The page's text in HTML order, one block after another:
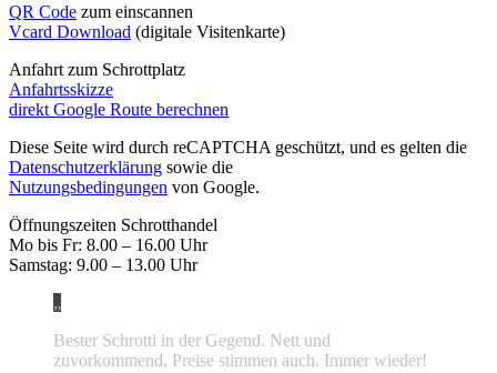
QR Code zum einscannen
Vcard Download (digitale Visitenkarte)
Anfahrt zum Schrottplatz
Anfahrtsskizze
direkt Google Route berechnen
Diese Seite wird durch reCAPTCHA geschützt, und es gelten die
Datenschutzerklärung sowie die
Nutzungsbedingungen von Google.
Öffnungszeiten Schrotthandel
Mo bis Fr: 8.00 – 16.00 Uhr
Samstag: 9.00 – 13.00 Uhr
Bester Schrotti in der Gegend. Nett und
zuvorkommend, Preise stimmen auch. Immer wieder!